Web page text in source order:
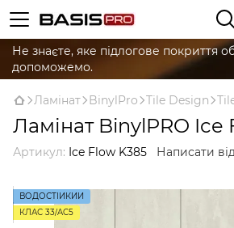
Не знаєте, яке підлогове покриття
допоможемо.
Ламінат BinylPro Tile Design
Ламінат BinylPRO Ice
Артикул: Ice Flow K385 Написати
ВОДОСТІЙКИЙ
КЛАС 33/AC5